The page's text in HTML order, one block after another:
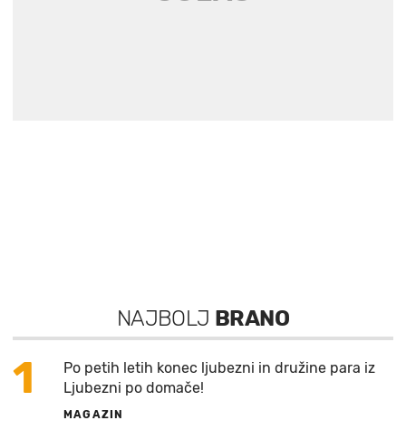
NAJBOLJ BRANO
1
Po petih letih konec ljubezni in družine para iz
Ljubezni po domače!
MAGAZIN